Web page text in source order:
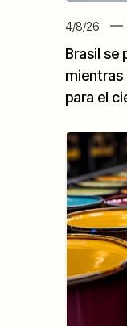
4/8/26
Brasil se
mientras
para el